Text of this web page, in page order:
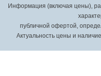
Информация (включая цены),
публичной офертой,
Актуальность цены и